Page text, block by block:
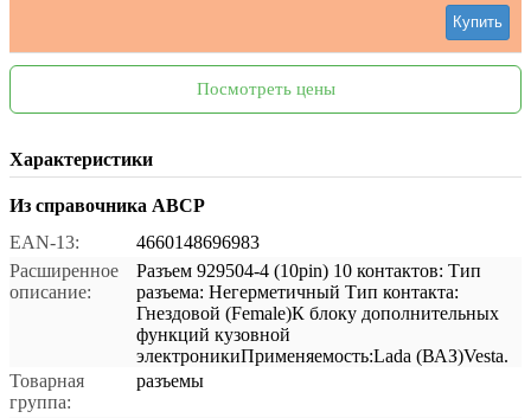
Купить
Посмотреть цены
Характеристики
Из справочника ABCP
EAN-13:
4660148696983
Расширенное
описание:
Разъем 929504-4 (10pin) 10 контактов: Тип
разъема: Негерметичный Тип контакта:
Гнездовой (Female)К блоку дополнительных
функций кузовной
электроникиПрименяемость:Lada (ВАЗ)Vesta.
Товарная
группа:
разъемы